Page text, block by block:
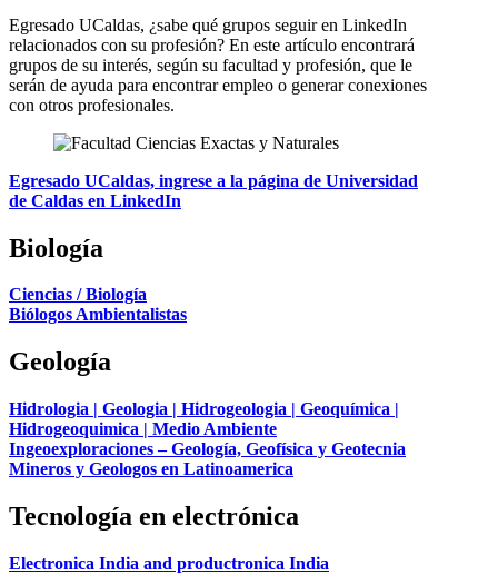
Egresado UCaldas, ¿sabe qué grupos seguir en LinkedIn
relacionados con su profesión? En este artículo encontrará
grupos de su interés, según su facultad y profesión, que le
serán de ayuda para encontrar empleo o generar conexiones
con otros profesionales.
Egresado UCaldas, ingrese a la página de Universidad
de Caldas en LinkedIn
Biología
Ciencias / Biología
Biólogos Ambientalistas
Geología
Hidrologia | Geologia | Hidrogeologia | Geoquímica |
Hidrogeoquimica | Medio Ambiente
Ingeoexploraciones – Geología, Geofísica y Geotecnia
Mineros y Geologos en Latinoamerica
Tecnología en electrónica
Electronica India and productronica India